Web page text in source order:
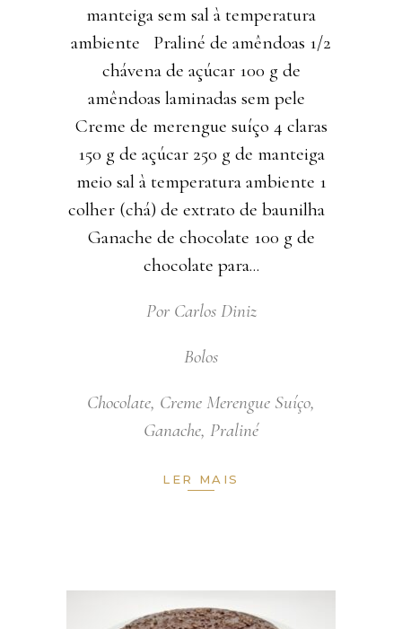
manteiga sem sal à temperatura
ambiente Praliné de amêndoas 1/2
chávena de açúcar 100 g de
amêndoas laminadas sem pele
Creme de merengue suíço 4 claras
150 g de açúcar 250 g de manteiga
meio sal à temperatura ambiente 1
colher (chá) de extrato de baunilha
Ganache de chocolate 100 g de
chocolate para
Por Carlos Diniz
Bolos
Chocolate, Creme Merengue Suíço,
Ganache, Praliné
LER MAIS